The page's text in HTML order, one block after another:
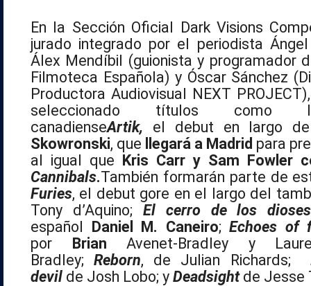
En la Sección Oficial Dark Visions
jurado integrado por el periodista
Álex Mendíbil (guionista y programador
Filmoteca Española) y Óscar Sánchez
Productora Audiovisual NEXT
seleccionado títulos como
canadienseArtik, el debut en largo
Skowronski, que llegará a Madrid para
al igual que Kris Carr y Sam Fowler
Cannibals.También formarán parte de
Furies, el debut gore en el largo del
Tony d’Aquino;
El cerro de los dioses
español Daniel M. Caneiro;Echoes of
por BrianAvenet-Bradley y
Bradley;Reborn, de Julian Richards;
devil de Josh Lobo; y Deadsightde Jesse